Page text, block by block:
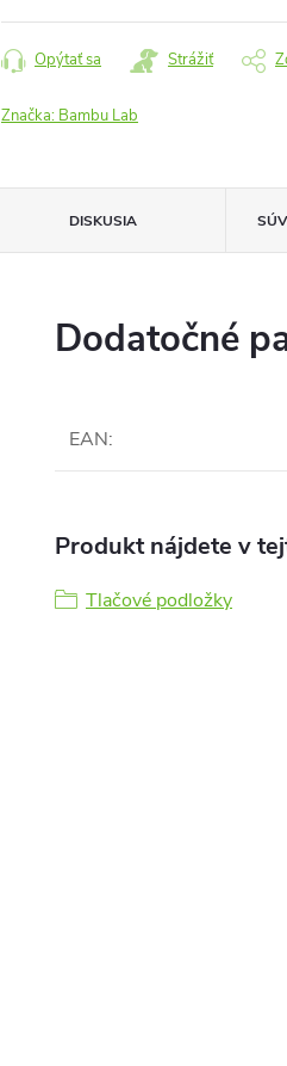
Opýtať sa Strážiť
Značka: Bambu Lab
DISKUSIA
Dodatočné
EAN:
Produkt nájdete v
Tlačové podložky